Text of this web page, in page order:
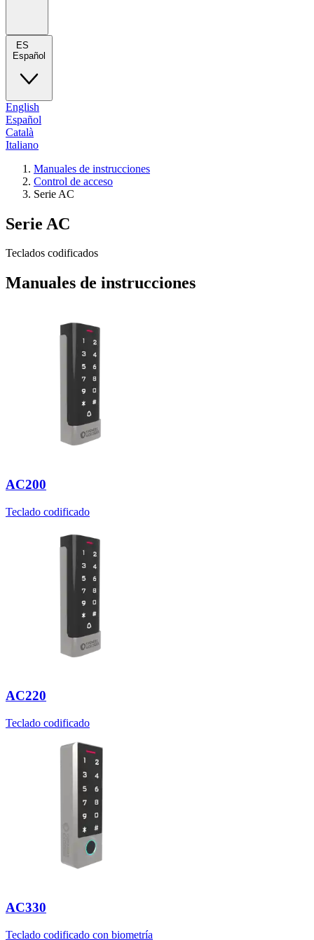
ES
Español
English
Español
Català
Italiano
Manuales de instrucciones
Control de acceso
Serie AC
Serie AC
Teclados codificados
Manuales de instrucciones
AC200
Teclado codificado
AC220
Teclado codificado
AC330
Teclado codificado con biometría